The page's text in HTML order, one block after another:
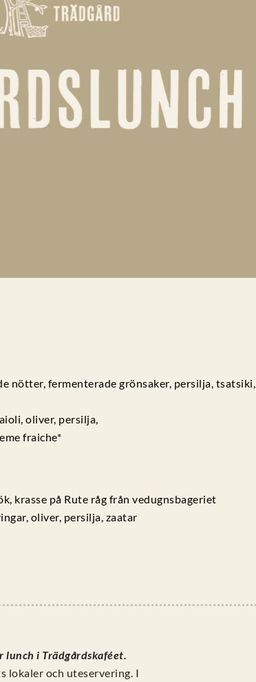
nötter, fermenterade grönsaker, persilja, tsatsiki,
oliver, persilja,
fraiche*
krasse på Rute råg från vedugnsbageriet
oliver, persilja, zaatar
i Trädgårdskaféet.
lokaler och uteservering. I